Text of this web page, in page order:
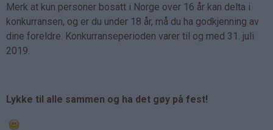
Merk at kun personer bosatt i Norge over 16 år kan delta i
konkurransen, og er du under 18 år, må du ha godkjenning av
dine foreldre. Konkurranseperioden varer til og med 31. juli
2019.
Lykke til alle sammen og ha det gøy på fest!